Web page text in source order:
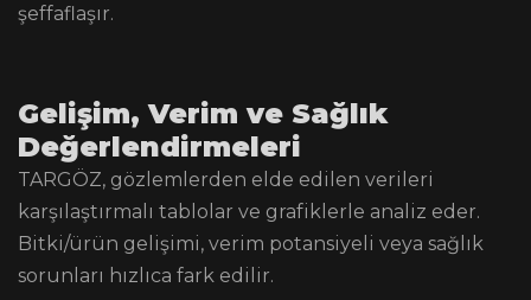
şeffaflaşır.
Gelişim, Verim ve Sağlık
Değerlendirmeleri
TARGÖZ, gözlemlerden elde edilen verileri
karşılaştırmalı tablolar ve grafiklerle analiz eder.
Bitki/ürün gelişimi, verim potansiyeli veya sağlık
sorunları hızlıca fark edilir.